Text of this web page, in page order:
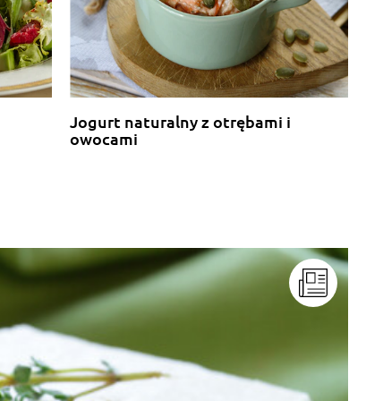
Jogurt naturalny z otrębami i
owocami